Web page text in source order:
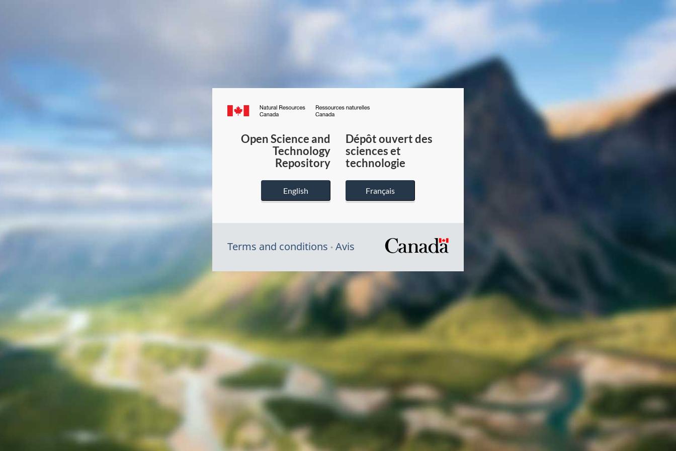
Canada.ca
du
Canada
Open Science and
Technology
Repository
English
Dépôt ouvert des
sciences et
technologie
Français
Terms and conditions Avis
/
gouvernement
du